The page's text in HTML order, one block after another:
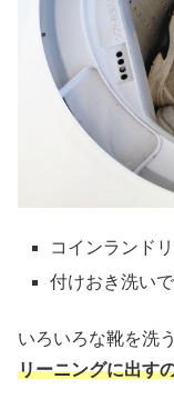
コインランド
付けおき洗い
いろいろな靴を洗
リーニングに出す